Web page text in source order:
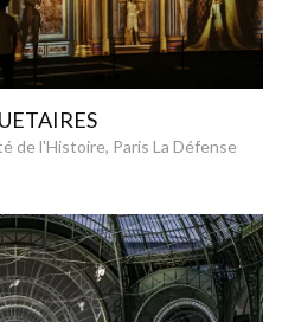
de l'Histoire, Paris La Défense